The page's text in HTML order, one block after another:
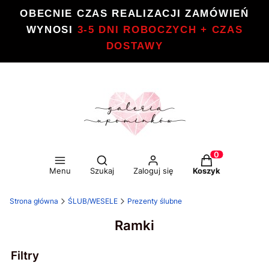
OBECNIE CZAS REALIZACJI ZAMÓWIEŃ
WYNOSI 3-5 DNI ROBOCZYCH + CZAS
DOSTAWY
Menu
Otwórz wyszukiwarkę
Szukaj Zaloguj się
Produkty w
Koszyk
Strona główna ŚLUB/WESELE Prezenty ślubne
Ramki
Filtry